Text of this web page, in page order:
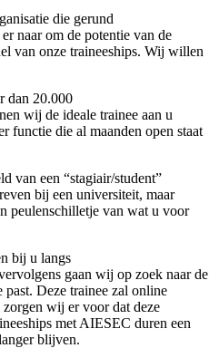
die gerund
naar om de potentie van de
van onze traineeships. Wij willen
dan 20.000
wij de ideale trainee aan u
functie die al maanden open staat
van een “stagiair/student”
bij een universiteit, maar
peulenschilletje van wat u voor
bij u langs
gaan wij op zoek naar de
past. Deze trainee zal online
zorgen wij er voor dat deze
met AIESEC duren een
blijven.